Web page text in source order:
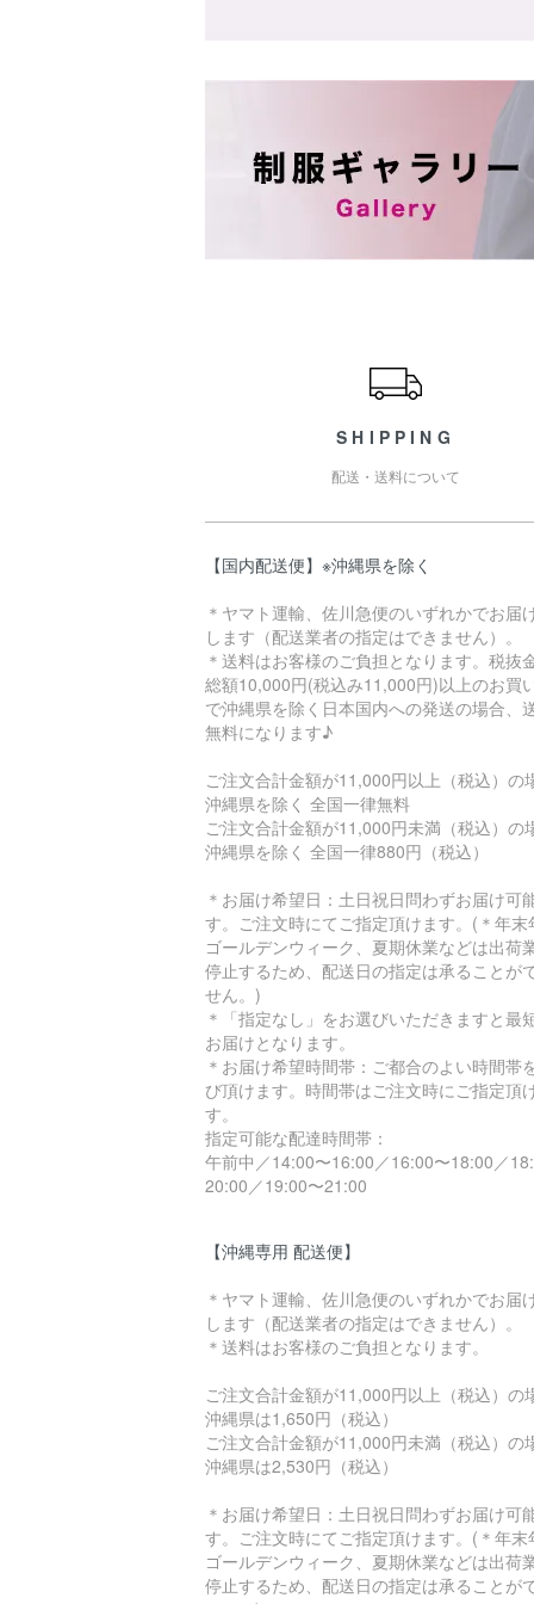
SHIPPING
配送・送料について
【国内配送便】※沖縄県を除く
＊ヤマト運輸、佐川急便のいずれかでお届
します（配送業者の指定はできません）。
＊送料はお客様のご負担となります。税抜
総額10,000円(税込み11,000円)以上のお買
で沖縄県を除く日本国内への発送の場合、
無料になります♪
ご注文合計金額が11,000円以上（税込）
沖縄県を除く 全国一律無料
ご注文合計金額が11,000円未満（税込）
沖縄県を除く 全国一律880円（税込）
＊お届け希望日：土日祝日問わずお届け可
す。ご注文時にてご指定頂けます。(＊年末
ゴールデンウィーク、夏期休業などは出荷
停止するため、配送日の指定は承ることが
せん。)
＊「指定なし」をお選びいただきますと最
お届けとなります。
＊お届け希望時間帯：ご都合のよい時間帯
び頂けます。時間帯はご注文時にご指定頂
す。
指定可能な配達時間帯：
午前中／14:00〜16:00／16:00〜18:00／
20:00／19:00〜21:00
【沖縄専用 配送便】
＊ヤマト運輸、佐川急便のいずれかでお届
します（配送業者の指定はできません）。
＊送料はお客様のご負担となります。
ご注文合計金額が11,000円以上（税込）
沖縄県は1,650円（税込）
ご注文合計金額が11,000円未満（税込）
沖縄県は2,530円（税込）
＊お届け希望日：土日祝日問わずお届け可
す。ご注文時にてご指定頂けます。(＊年末
ゴールデンウィーク、夏期休業などは出荷
停止するため、配送日の指定は承ることが